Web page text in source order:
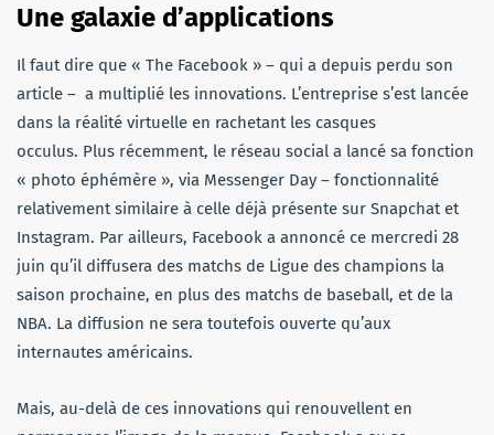
Une galaxie d’applications
Il faut dire que « The Facebook » – qui a depuis perdu son
article – a multiplié les innovations. L’entreprise s’est lancée
dans la réalité virtuelle en rachetant les casques
occulus. Plus récemment, le réseau social a lancé sa fonction
« photo éphémère », via Messenger Day – fonctionnalité
relativement similaire à celle déjà présente sur Snapchat et
Instagram. Par ailleurs, Facebook a annoncé ce mercredi 28
juin qu’il diffusera des matchs de Ligue des champions la
saison prochaine, en plus des matchs de baseball, et de la
NBA. La diffusion ne sera toutefois ouverte qu’aux
internautes américains.
Mais, au-delà de ces innovations qui renouvellent en